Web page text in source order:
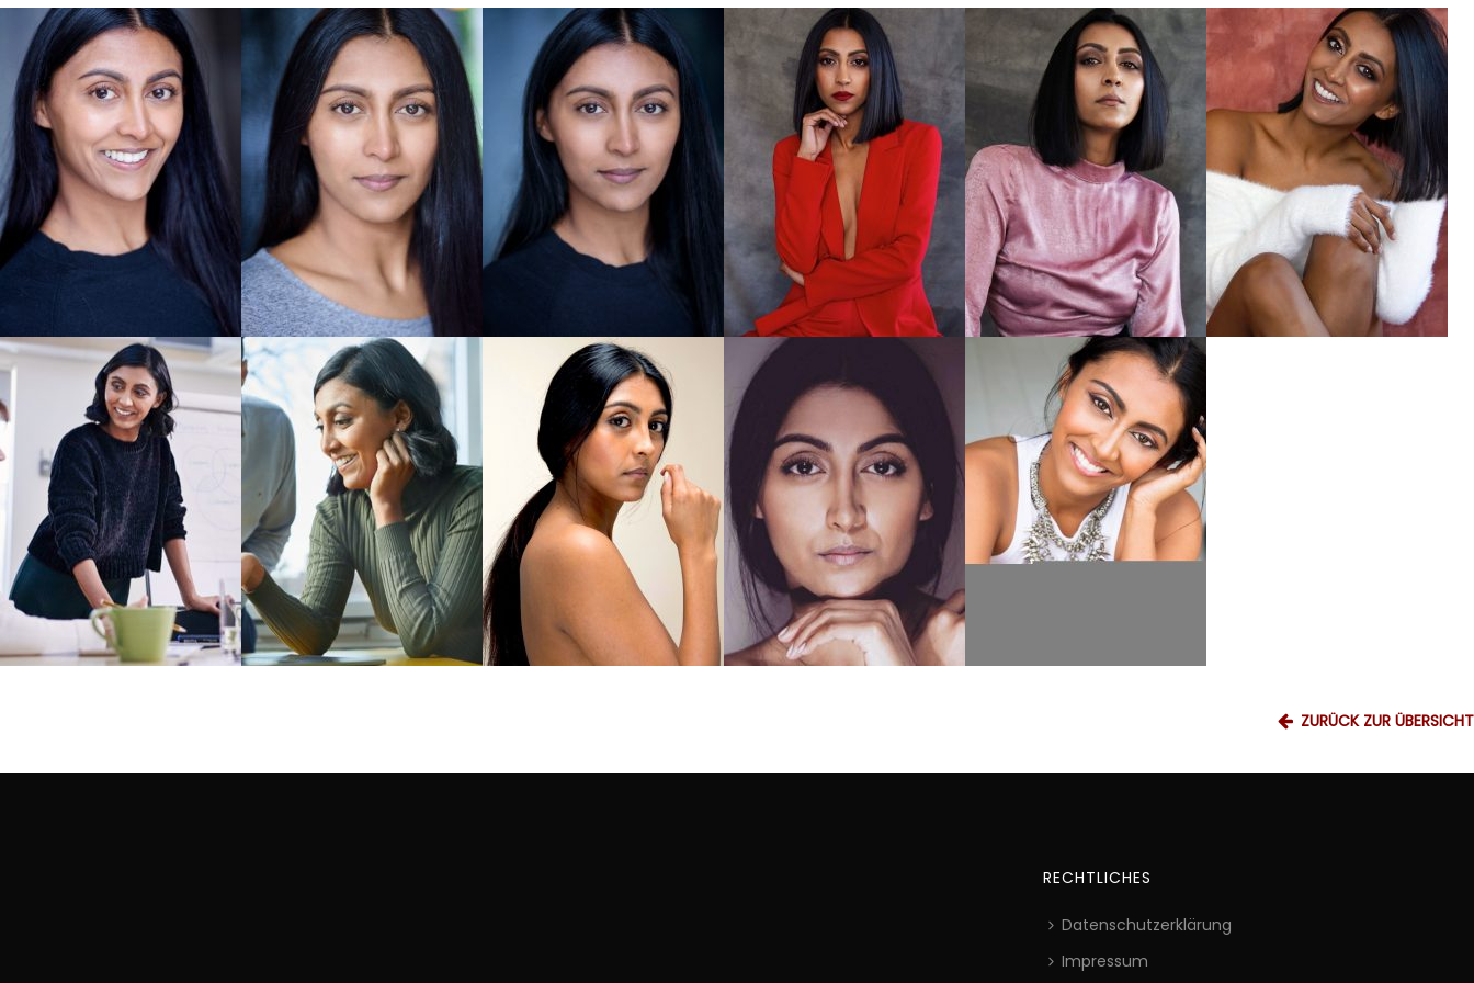
ZURÜCK ZUR ÜBERSICHT
RECHTLICHES
Datenschutzerklärung
Impressum